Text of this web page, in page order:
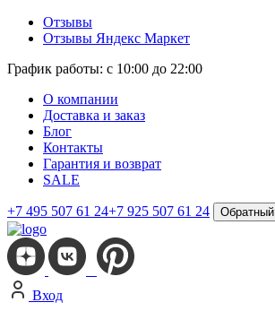
Отзывы
Отзывы Яндекс Маркет
График работы: с 10:00 до 22:00
О компании
Доставка и заказ
Блог
Контакты
Гарантия и возврат
SALE
+7 495 507 61 24+7 925 507 61 24 Обратный
Вход